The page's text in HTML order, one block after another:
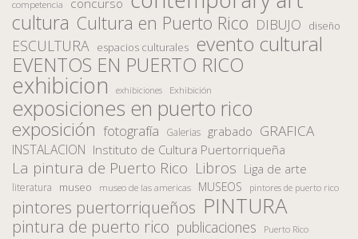
competencia concurso
cultura Cultura en Puerto Rico DIBUJO diseño
ESCULTURA espacios culturales evento cultural
EVENTOS EN PUERTO RICO
exhibicion exhibiciones Exhibición
exposiciones en puerto rico
exposición fotografía Galerias grabado GRAFICA
INSTALACION Instituto de Cultura Puertorriqueña
La pintura de Puerto Rico Libros Liga de arte
literatura museo museo de las americas MUSEOS pintores de puerto rico
pintores puertorriqueños PINTURA
pintura de puerto rico publicaciones Puerto Rico